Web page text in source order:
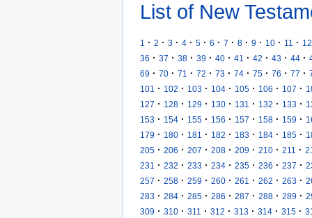
List of New
1 · 2 · 3 · 4 · 5 · 6 · 7 · 8 · 9 · 10 · 11 · 12
36 · 37 · 38 · 39 · 40 · 41 · 42 · 43 · 44 ·
69 · 70 · 71 · 72 · 73 · 74 · 75 · 76 · 77 ·
101
· 102 · 103 · 104 · 105 · 106 · 107 ·
127 · 128 · 129 · 130 · 131 · 132 · 133 ·
153 · 154 · 155 · 156 · 157 · 158 · 159 ·
179 · 180 · 181 · 182 · 183 · 184 · 185 ·
205 · 206 · 207 · 208 · 209 · 210 · 211 ·
231
· 232 · 233 · 234 · 235 · 236 · 237 ·
257 · 258 · 259 · 260 · 261 · 262 · 263 ·
283 · 284 · 285 · 286 · 287 · 288 · 289 ·
309 · 310 · 311 · 312 · 313 · 314 · 315 ·